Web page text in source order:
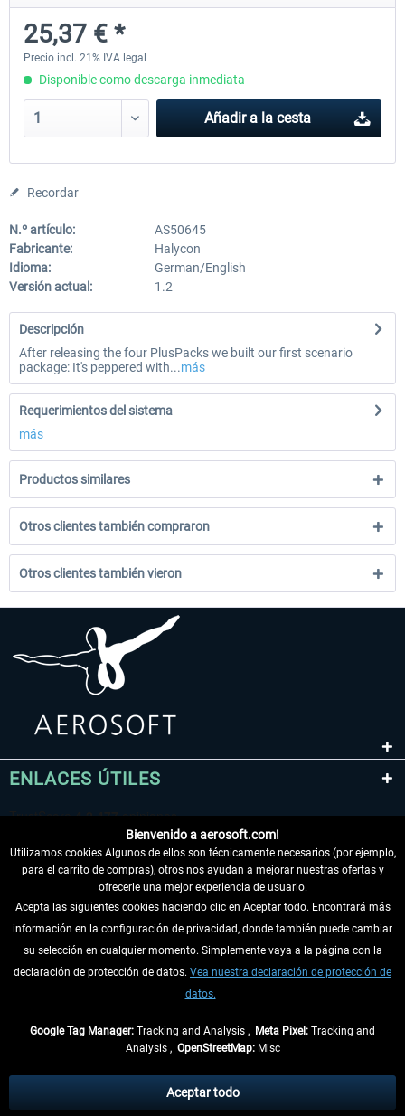
40,28 € *
25,37 € *
Precio incl. 21% IVA legal
Disponible como descarga inmediata
Añadir a la cesta
Recordar
N.º artículo:
AS50645
Fabricante:
Halycon
Idioma:
German/English
Versión actual:
1.2
Descripción
After releasing the four PlusPacks we built our first scenario
package: It's peppered with...más
Requerimientos del sistema
más
Productos similares
Otros clientes también compraron
Otros clientes también vieron
ENLACES ÚTILES
DESISTIR DEL CONTRATO
INFORMACIÓN
tasas de recepción si no se describe lo contrario
** De aplicación a envíos dentro de Alemania. Los plazos de envío para los
Bienvenido a aerosoft.com!
Utilizamos cookies Algunos de ellos son técnicamente necesarios (por ejemplo,
para el carrito de compras), otros nos ayudan a mejorar nuestras ofertas y
ofrecerle una mejor experiencia de usuario.
Acepta las siguientes cookies haciendo clic en Aceptar todo. Encontrará más
información en la configuración de privacidad, donde también puede cambiar
su selección en cualquier momento. Simplemente vaya a la página con la
declaración de protección de datos. Vea nuestra declaración de protección de
datos.
Google Tag Manager: Tracking and Analysis , Meta Pixel: Tracking and
Analysis , OpenStreetMap:Misc
Aceptar todo